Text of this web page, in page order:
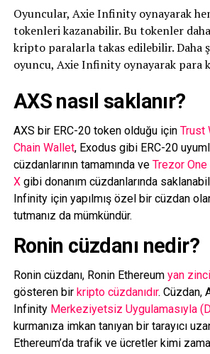
Oyuncular, Axie Infinity oynayarak
tokenleri kazanabilir. Bu tokenler
kripto paralarla takas edilebilir. Daha
oyuncu, Axie Infinity oynayarak para
AXS nasıl saklanır?
AXS bir ERC-20 token olduğu için Trust
Chain Wallet, Exodus gibi ERC-20
cüzdanlarının tamamında ve Trezor One
Xgibi donanım cüzdanlarında
Infinity için yapılmış özel bir cüzdan
tutmanız da mümkündür.
Ronin cüzdanı nedir?
Ronin cüzdanı, Ronin Ethereum yan
gösteren bir kripto cüzdanıdır. Cüzdan,
Infinity Merkeziyetsiz Uygulamasıyla
kurmanıza imkan tanıyan bir tarayıcı
Ethereum’da trafik ve ücretler kimi